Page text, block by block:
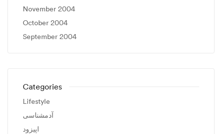
November 2004
October 2004
September 2004
Categories
Lifestyle
آدمشناسی
اپیزود